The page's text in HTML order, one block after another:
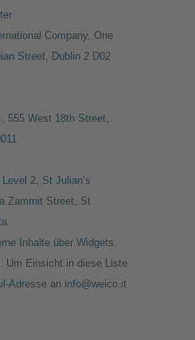
Company, One
Street, Dublin 2 D02
555 West 18th Street,
2, St Julian’s
Zammit Street, St
Inhalte über Widgets
Um Einsicht in diese Liste
Adresse an info@weico.it